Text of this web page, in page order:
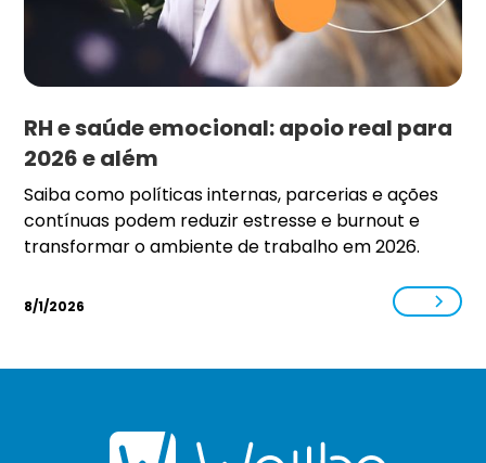
RH e saúde emocional: apoio real para
2026 e além
Saiba como políticas internas, parcerias e ações
contínuas podem reduzir estresse e burnout e
transformar o ambiente de trabalho em 2026.
8/1/2026